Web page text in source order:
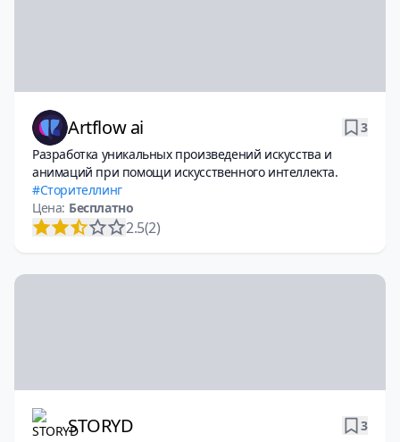
Artflow ai
3
Разработка уникальных произведений искусства и
анимаций при помощи искусственного интеллекта.
Сторителлинг
Цена: Бесплатно
2.5(2)
STORYD
3